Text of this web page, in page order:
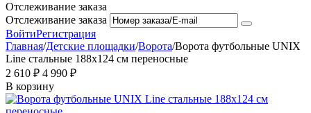
Отслеживание заказа
Отслеживание заказа
ВойтиРегистрация
Главная/Детские площадки/Ворота/Ворота футбольные UNIX
Line стальные 188x124 см переносные
2 610 ₽ 4 990 ₽
В корзину